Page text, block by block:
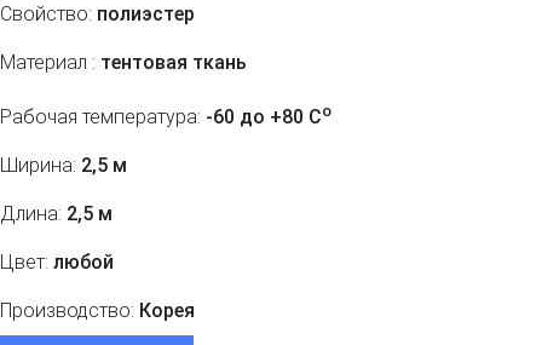
Свойство: полиэстер
Материал : тентовая ткань
Рабочая температура: -60 до +80 Co
Ширина: 2,5 м
Длина: 2,5 м
Цвет: любой
Производство: Корея